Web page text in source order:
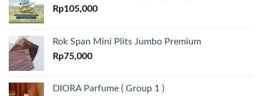
Rp105,000
Rok Span Mini Plits Jumbo Premium
Rp75,000
DIORA Parfume ( Group 1 )